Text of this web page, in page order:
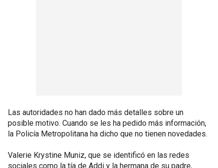
Las autoridades no han dado más detalles sobre un
posible motivo. Cuando se les ha pedido más información,
la Policía Metropolitana ha dicho que no tienen novedades.
Valerie Krystine Muniz, que se identificó en las redes
sociales como la tía de Addi y la hermana de su padre,